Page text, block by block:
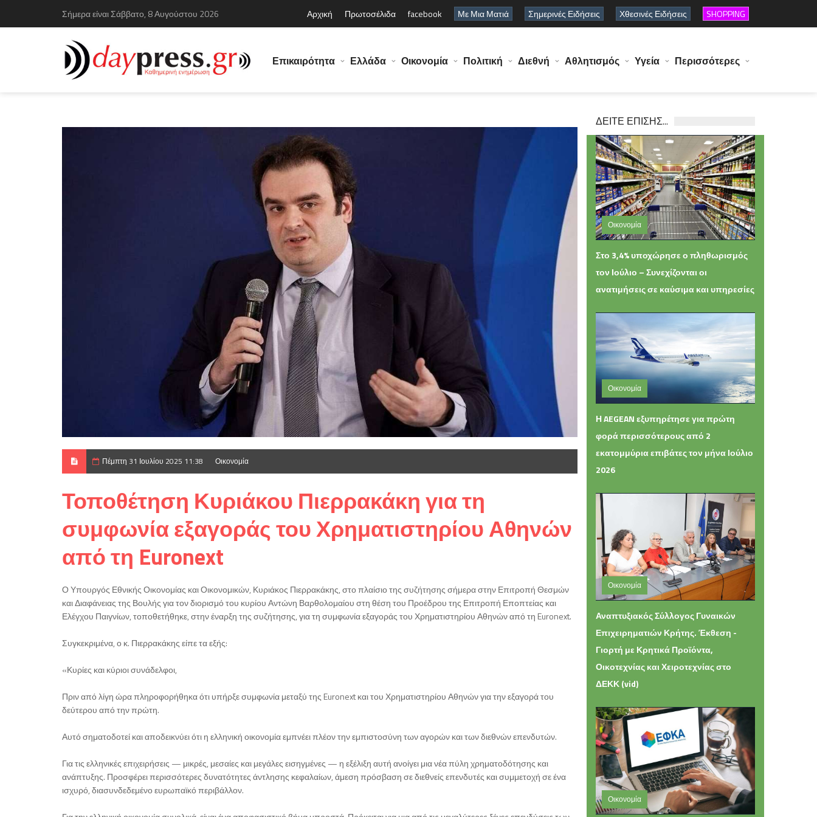
Σήμερα είναι Σάββατο, 8 Αυγούστου 2026 Αρχική Πρωτοσέλιδα facebook Με Μια Ματιά Σημερινές Ειδήσεις Χθεσινές Ειδήσεις SHOPPING
Επικαιρότητα Ελλάδα Οικονομία Πολιτική Διεθνή Αθλητισμός Υγεία Περισσότερες
Πέμπτη 31 Ιουλίου 2025 11:38 Οικονομία
Τοποθέτηση Κυριάκου Πιερρακάκη για τη
συμφωνία εξαγοράς του Χρηματιστηρίου Αθηνών
από τη Euronext
Ο Υπουργός Εθνικής Οικονομίας και Οικονομικών, Κυριάκος Πιερρακάκης, στο πλαίσιο της συζήτησης σήμερα στην Επιτροπή Θεσμών
και Διαφάνειας της Βουλής για τον διορισμό του κυρίου Αντώνη Βαρθολομαίου στη θέση του Προέδρου της Επιτροπή Εποπτείας και
Ελέγχου Παιγνίων, τοποθετήθηκε, στην έναρξη της συζήτησης, για τη συμφωνία εξαγοράς του Χρηματιστηρίου Αθηνών από τη Euronext.
Συγκεκριμένα, ο κ. Πιερρακάκης είπε τα εξής:
«Κυρίες και κύριοι συνάδελφοι,
Πριν από λίγη ώρα πληροφορήθηκα ότι υπήρξε συμφωνία μεταξύ της Euronext και του Χρηματιστηρίου Αθηνών για την εξαγορά του
δεύτερου από την πρώτη.
Αυτό σηματοδοτεί και αποδεικνύει ότι η ελληνική οικονομία εμπνέει πλέον την εμπιστοσύνη των αγορών και των διεθνών επενδυτών.
Για τις ελληνικές επιχειρήσεις — μικρές, μεσαίες και μεγάλες εισηγμένες — η εξέλιξη αυτή ανοίγει μια νέα πύλη χρηματοδότησης και
ανάπτυξης. Προσφέρει περισσότερες δυνατότητες άντλησης κεφαλαίων, άμεση πρόσβαση σε διεθνείς επενδυτές και συμμετοχή σε ένα
ισχυρό, διασυνδεδεμένο ευρωπαϊκό περιβάλλον.
ΔΕΙΤΕ ΕΠΙΣΗΣ...
Οικονομία
Παρασκευή 07 Αυγούστου 2026 14:33
Στο 3,4% υποχώρησε ο πληθωρισμός
τον Ιούλιο – Συνεχίζονται οι
ανατιμήσεις σε καύσιμα και υπηρεσίες
Οικονομία
Πέμπτη 06 Αυγούστου 2026 13:42
Η AEGEAN εξυπηρέτησε για πρώτη
φορά περισσότερους από 2
εκατομμύρια επιβάτες τον μήνα Ιούλιο
2026
Οικονομία
Τετάρτη 05 Αυγούστου 2026 16:49
Αναπτυξιακός Σύλλογος Γυναικών
Επιχειρηματιών Κρήτης. Έκθεση -
Γιορτή με Κρητικά Προϊόντα,
Οικοτεχνίας και Χειροτεχνίας στο
ΔΕΚΚ (vid)
Οικονομία